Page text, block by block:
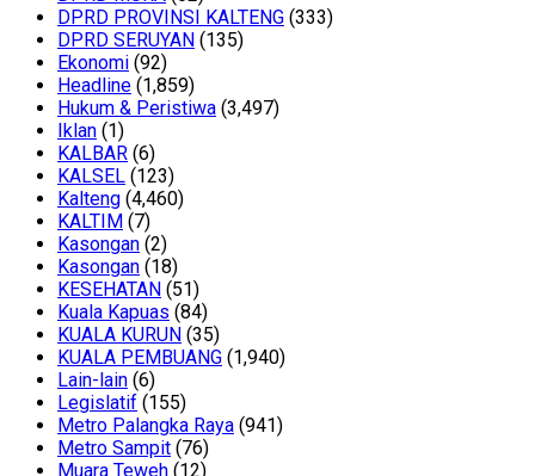
DPRD PROVINSI KALTENG (333)
DPRD SERUYAN (135)
Ekonomi (92)
Headline (1,859)
Hukum & Peristiwa (3,497)
Iklan (1)
KALBAR (6)
KALSEL (123)
Kalteng (4,460)
KALTIM (7)
Kasongan (2)
Kasongan (18)
KESEHATAN (51)
Kuala Kapuas (84)
KUALA KURUN (35)
KUALA PEMBUANG (1,940)
Lain-lain (6)
Legislatif (155)
Metro Palangka Raya (941)
Metro Sampit (76)
Muara Teweh (12)